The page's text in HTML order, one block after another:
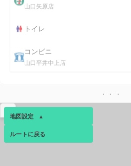
山口矢原店
トイレ
コンビニ
山口平井中上店
地図設定 ▴
ベース ▴
ルートに戻る